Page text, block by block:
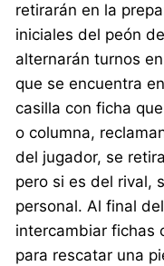
retirarán en la
iniciales del peón
alternarán turnos
que se encuentra
casilla con ficha
o columna,
del jugador, se
pero si es del rival,
personal. Al final
intercambiar fichas
para rescatar una